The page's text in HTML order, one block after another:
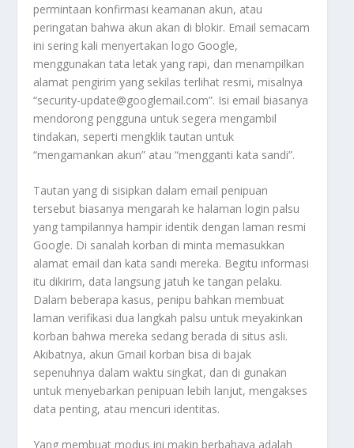
permintaan konfirmasi keamanan akun, atau
peringatan bahwa akun akan di blokir. Email semacam
ini sering kali menyertakan logo Google,
menggunakan tata letak yang rapi, dan menampilkan
alamat pengirim yang sekilas terlihat resmi, misalnya
“security-update@googlemail.com”. Isi email biasanya
mendorong pengguna untuk segera mengambil
tindakan, seperti mengklik tautan untuk
“mengamankan akun” atau “mengganti kata sandi”.
Tautan yang di sisipkan dalam email penipuan
tersebut biasanya mengarah ke halaman login palsu
yang tampilannya hampir identik dengan laman resmi
Google. Di sanalah korban di minta memasukkan
alamat email dan kata sandi mereka. Begitu informasi
itu dikirim, data langsung jatuh ke tangan pelaku.
Dalam beberapa kasus, penipu bahkan membuat
laman verifikasi dua langkah palsu untuk meyakinkan
korban bahwa mereka sedang berada di situs asli.
Akibatnya, akun Gmail korban bisa di bajak
sepenuhnya dalam waktu singkat, dan di gunakan
untuk menyebarkan penipuan lebih lanjut, mengakses
data penting, atau mencuri identitas.
Yang membuat modus ini makin berbahaya adalah